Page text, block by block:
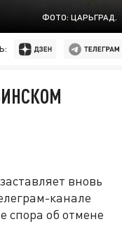
ФОТО: ЦАРЬГРАД.
вновь
канале
спора об отмене